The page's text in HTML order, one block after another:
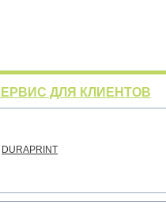
ДЛЯ КЛИЕНТОВ
DURAPRINT